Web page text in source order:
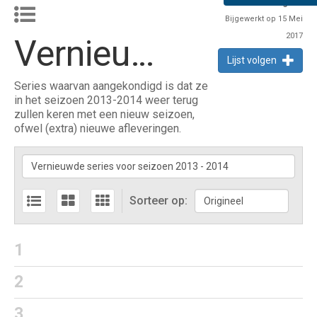
Vernieuwde series voor seizoen 2013 - 2014
Series waarvan aangekondigd is dat ze
in het seizoen 2013-2014 weer terug
zullen keren met een nieuw seizoen,
ofwel (extra) nieuwe afleveringen.
Bijgewerkt op 15 Mei
2017
Lijst volgen
Sorteer op:
1
2